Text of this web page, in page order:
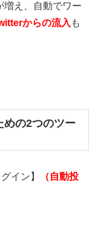
増え、自動でワー
からの流入 も
めの2つのツー
イン】
（自動投